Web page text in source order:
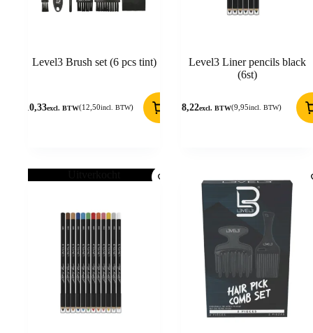
Level3 Brush set (6 pcs tint)
10,33excl. BTW(12,50incl. BTW)
Level3 Liner pencils black
(6st)
8,22excl. BTW(9,95incl. BTW)